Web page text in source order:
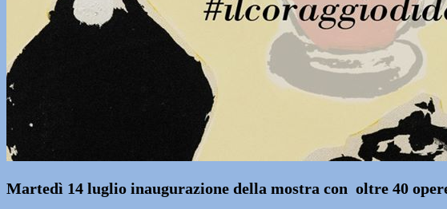
Martedì 14 luglio inaugurazione della mostra con oltre 40